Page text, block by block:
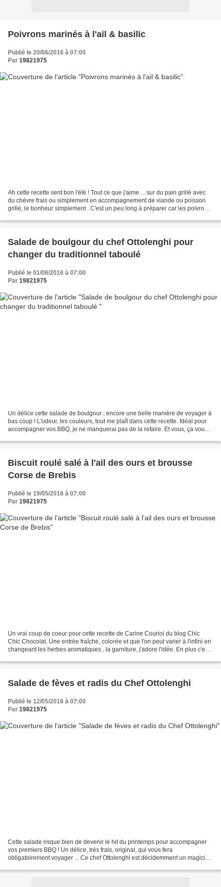
Poivrons marinés à l'ail & basilic
Publié le 20/06/2016 à 07:00
Par 19821975
Ah cette recette sent bon l'été ! Tout ce que j'aime ... sur du pain grillé avec
du chèvre frais ou simplement en accompagnement de viande ou poisson
grillé, le bonheur simplement . C'est un peu long à préparer car les poivrons
Salade de boulgour du chef Ottolenghi pour
changer du traditionnel taboulé
Publié le 01/06/2016 à 07:00
Par 19821975
Un délice cette salade de boulgour ; encore une belle manière de voyager à
bas coup ! L'odeur, les couleurs, tout me plaît dans cette recette. Idéal pour
accompagner vos BBQ, je ne manquerai pas de la refaire. Et vous, ça vous
Biscuit roulé salé à l'ail des ours et brousse
Corse de Brebis
Publié le 19/05/2016 à 07:00
Par 19821975
Un vrai coup de coeur pour cette recette de Carine Couriol du blog Chic
Chic Chocolat. Une entrée fraîche, colorée et que l'on peut varier à l'infini en
changeant les herbes aromatiques , la garniture, j'adore l'idée. En plus c'est
Salade de fèves et radis du Chef Ottolenghi
Publié le 12/05/2016 à 07:00
Par 19821975
Cette salade risque bien de devenir le hit du printemps pour accompagner
vos premiers BBQ ! Un délice, très frais, original, qui vous fera
obligatoirement voyager ... Ce chef Ottolenghi est décidemment un magicien